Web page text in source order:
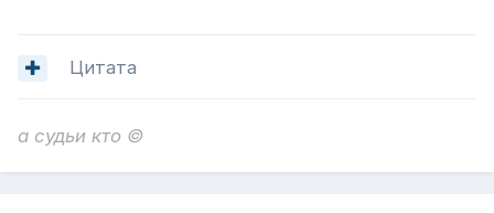
Цитата
а судьи кто ©